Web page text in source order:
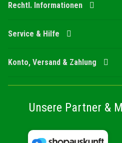
Rechtl. Informationen
Service & Hilfe
Konto, Versand & Zahlung
Unsere Partner &